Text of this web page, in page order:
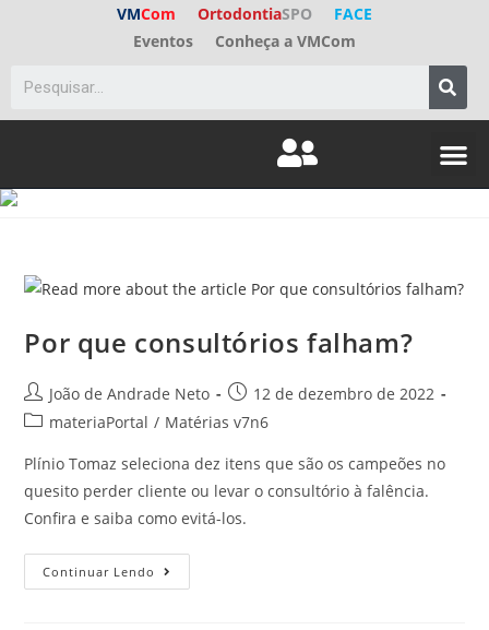
VMCom OrtodontiaSPO
FACE
Eventos
Conheça a VMCom
Por que consultórios falham?
João de Andrade Neto
12 de dezembro de 2022
materiaPortal / Matérias v7n6
Plínio Tomaz seleciona dez itens que são os campeões no
quesito perder cliente ou levar o consultório à falência.
Confira e saiba como evitá-los.
Continuar Lendo